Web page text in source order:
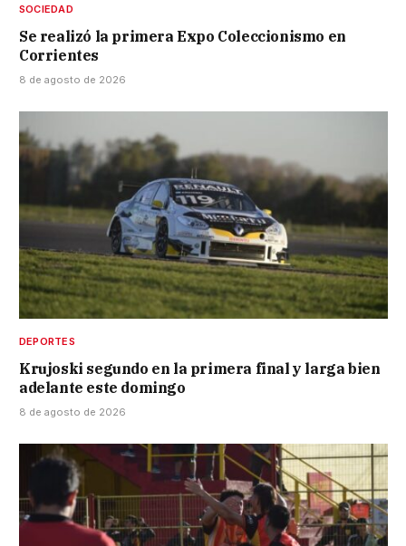
SOCIEDAD
Se realizó la primera Expo Coleccionismo en
Corrientes
8 de agosto de 2026
DEPORTES
Krujoski segundo en la primera final y larga bien
adelante este domingo
8 de agosto de 2026